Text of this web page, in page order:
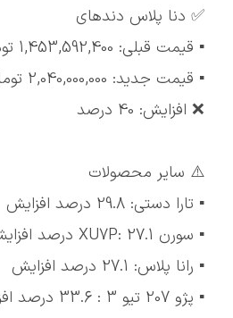
✅ دنا پلاس دندهای
▪️ قیمت قبلی: 1,453,592,400 تومان
▪️ قیمت جدید: 2,040,000,000 تومان
❌ افزایش: 40 درصد
⚠️ سایر محصولات
▪️ تارا دستی: 29.8 درصد افزایش
▪️ سورن XU7P: 27.1 درصد افزایش
▪️ رانا پلاس: 27.1 درصد افزایش
▪️ پژو 207 تیو 3 : 33.6 درصد افزایش